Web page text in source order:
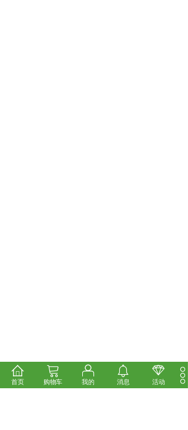
首页 购物车 我的 消息 活动